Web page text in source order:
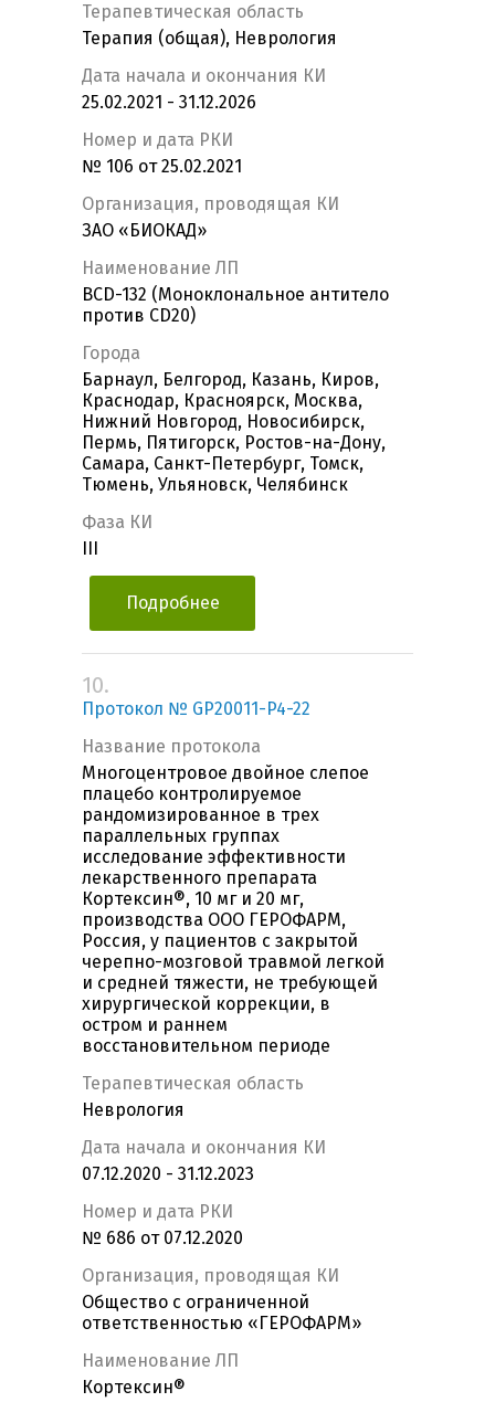
Терапевтическая область
Терапия (общая), Неврология
Дата начала и окончания КИ
25.02.2021 - 31.12.2026
Номер и дата РКИ
№ 106 от 25.02.2021
Организация, проводящая КИ
ЗАО «БИОКАД»
Наименование ЛП
BCD-132 (Моноклональное антитело
против СD20)
Города
Барнаул, Белгород, Казань, Киров,
Краснодар, Красноярск, Москва,
Нижний Новгород, Новосибирск,
Пермь, Пятигорск, Ростов-на-Дону,
Самара, Санкт-Петербург, Томск,
Тюмень, Ульяновск, Челябинск
Фаза КИ
Подробнее
10.
Протокол № GP20011-P4-22
Название протокола
Многоцентровое двойное слепое
плацебо контролируемое
рандомизированное в трех
параллельных группах
исследование эффективности
лекарственного препарата
Кортексин®, 10 мг и 20 мг,
производства ООО ГЕРОФАРМ,
Россия, у пациентов с закрытой
черепно-мозговой травмой легкой
и средней тяжести, не требующей
хирургической коррекции, в
остром и раннем
восстановительном периоде
Терапевтическая область
Неврология
Дата начала и окончания КИ
07.12.2020 - 31.12.2023
Номер и дата РКИ
№ 686 от 07.12.2020
Организация, проводящая КИ
Общество с ограниченной
ответственностью «ГЕРОФАРМ»
Наименование ЛП
Кортексин®